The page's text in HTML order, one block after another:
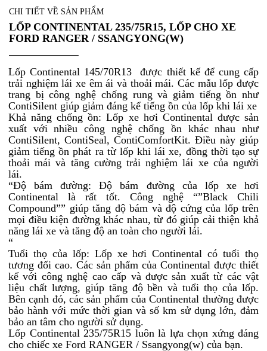
CHI TIẾT VỀ SẢN PHẨM
LỐP CONTINENTAL 235/75R15, LỐP CHO XE
FORD RANGER / SSANGYONG(W)
Lốp Continental 145/70R13 được thiết kế để cung cấp
trải nghiệm lái xe êm ái và thoải mái. Các mẫu lốp được
trang bị công nghệ chống rung và giảm tiếng ồn như
ContiSilent giúp giảm đáng kể tiếng ồn của lốp khi lái xe
Khả năng chống ồn: Lốp xe hơi Continental được sản
xuất với nhiều công nghệ chống ồn khác nhau như
ContiSilent, ContiSeal, ContiComfortKit. Điều này giúp
giảm tiếng ồn phát ra từ lốp khi lái xe, đồng thời tạo sự
thoải mái và tăng cường trải nghiệm lái xe của người
lái.
“Độ bám đường: Độ bám đường của lốp xe hơi
Continental là rất tốt. Công nghệ “”Black Chili
Compound”” giúp tăng độ bám và độ cứng của lốp trên
mọi điều kiện đường khác nhau, từ đó giúp cải thiện khả
năng lái xe và tăng độ an toàn cho người lái.
“
Tuổi thọ của lốp: Lốp xe hơi Continental có tuổi thọ
tương đối cao. Các sản phẩm của Continental được thiết
kế với công nghệ cao cấp và được sản xuất từ các vật
liệu chất lượng, giúp tăng độ bền và tuổi thọ của lốp.
Bên cạnh đó, các sản phẩm của Continental thường được
bảo hành với mức thời gian và số km sử dụng lớn, đảm
bảo an tâm cho người sử dụng.
Lốp Continental 235/75R15 luôn là lựa chọn xứng đáng
cho chiếc xe Ford RANGER / Ssangyong(w) của bạn.